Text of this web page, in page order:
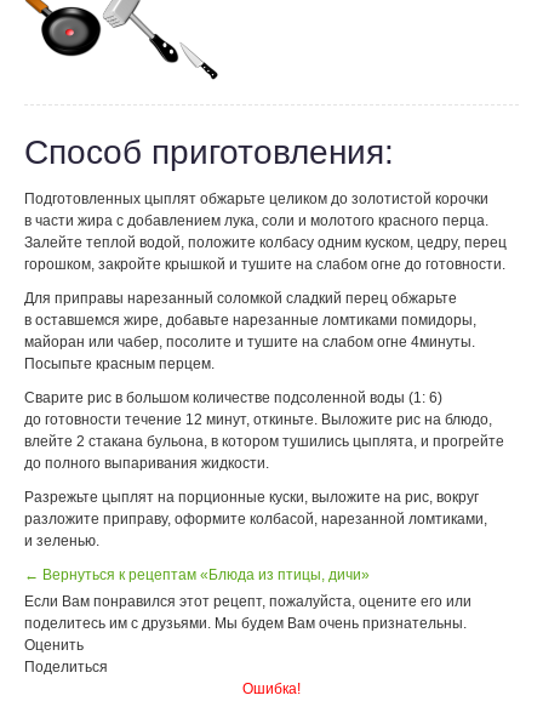
Способ приготовления:
Подготовленных цыплят обжарьте целиком до золотистой корочки
в части жира с добавлением лука, соли и молотого красного перца.
Залейте теплой водой, положите колбасу одним куском, цедру, перец
горошком, закройте крышкой и тушите на слабом огне до готовности.
Для приправы нарезанный соломкой сладкий перец обжарьте
в оставшемся жире, добавьте нарезанные ломтиками помидоры,
майоран или чабер, посолите и тушите на слабом огне 4минуты.
Посыпьте красным перцем.
Сварите рис в большом количестве подсоленной воды (1: 6)
до готовности течение 12 минут, откиньте. Выложите рис на блюдо,
влейте 2 стакана бульона, в котором тушились цыплята, и прогрейте
до полного выпаривания жидкости.
Разрежьте цыплят на порционные куски, выложите на рис, вокруг
разложите приправу, оформите колбасой, нарезанной ломтиками,
и зеленью.
← Вернуться к рецептам «Блюда из птицы, дичи»
Если Вам понравился этот рецепт, пожалуйста, оцените его или
поделитесь им с друзьями. Мы будем Вам очень признательны.
Оценить
Поделиться
Ошибка!